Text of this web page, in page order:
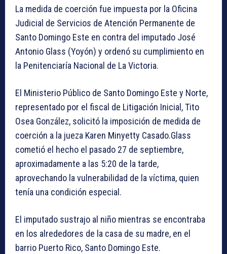
La medida de coerción fue impuesta por la Oficina
Judicial de Servicios de Atención Permanente de
Santo Domingo Este en contra del imputado José
Antonio Glass (Yoyón) y ordenó su cumplimiento en
la Penitenciaría Nacional de La Victoria.
El Ministerio Público de Santo Domingo Este y Norte,
representado por el fiscal de Litigación Inicial, Tito
Osea González, solicitó la imposición de medida de
coerción a la jueza Karen Minyetty Casado.Glass
cometió el hecho el pasado 27 de septiembre,
aproximadamente a las 5:20 de la tarde,
aprovechando la vulnerabilidad de la víctima, quien
tenía una condición especial.
El imputado sustrajo al niño mientras se encontraba
en los alrededores de la casa de su madre, en el
barrio Puerto Rico, Santo Domingo Este.